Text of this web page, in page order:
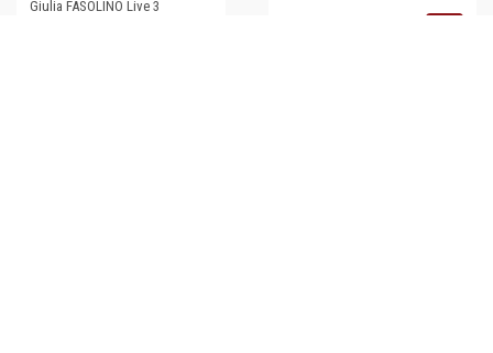
Giulia FASOLINO Live 3